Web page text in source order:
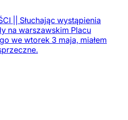
|| Słuchając wystąpienia
na warszawskim Placu
we wtorek 3 maja, miałem